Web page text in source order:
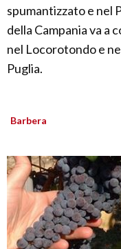
spumantizzato e nel
della Campania va a
nel Locorotondo e
Puglia.
Barbera